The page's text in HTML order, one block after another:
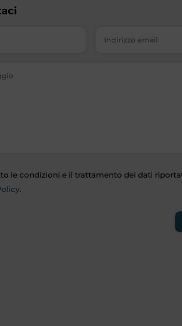
le condizioni e il trattamento dei dati
.